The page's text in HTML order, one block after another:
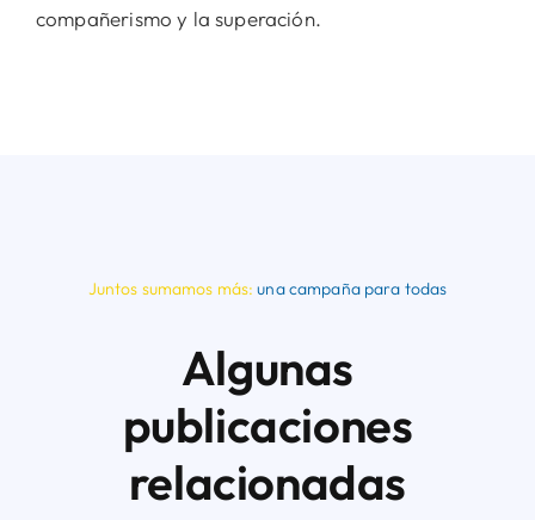
compañerismo y la superación.
Juntos sumamos más:una campaña para todas
Algunas
publicaciones
relacionadas